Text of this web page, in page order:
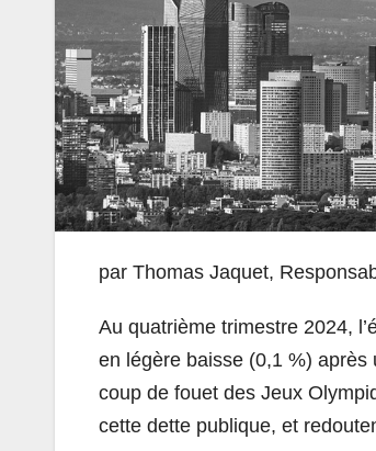
par Thomas Jaquet,
Au quatrième trimestre 2024,
en légère baisse (0,1 %) après
coup de fouet des Jeux
cette dette publique, et